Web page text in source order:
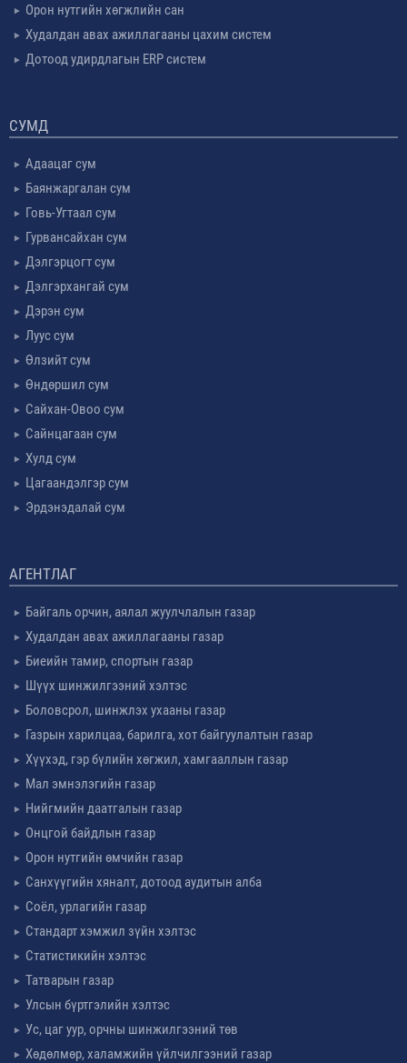
Орон нутгийн хөгжлийн сан
Худалдан авах ажиллагааны цахим систем
Дотоод удирдлагын ERP систем
СУМД
Адаацаг сум
Баянжаргалан сум
Говь-Угтаал сум
Гурвансайхан сум
Дэлгэрцогт сум
Дэлгэрхангай сум
Дэрэн сум
Луус сум
Өлзийт сум
Өндөршил сум
Сайхан-Овоо сум
Сайнцагаан сум
Хулд сум
Цагаандэлгэр сум
Эрдэнэдалай сум
АГЕНТЛАГ
Байгаль орчин, аялал жуулчлалын газар
Худалдан авах ажиллагааны газар
Биеийн тамир, спортын газар
Шүүх шинжилгээний хэлтэс
Боловсрол, шинжлэх ухааны газар
Газрын харилцаа, барилга, хот байгуулалтын газар
Хүүхэд, гэр бүлийн хөгжил, хамгааллын газар
Мал эмнэлэгийн газар
Нийгмийн даатгалын газар
Онцгой байдлын газар
Орон нутгийн өмчийн газар
Санхүүгийн хяналт, дотоод аудитын алба
Соёл, урлагийн газар
Стандарт хэмжил зүйн хэлтэс
Статистикийн хэлтэс
Татварын газар
Улсын бүртгэлийн хэлтэс
Ус, цаг уур, орчны шинжилгээний төв
Хөдөлмөр, халамжийн үйлчилгээний газар